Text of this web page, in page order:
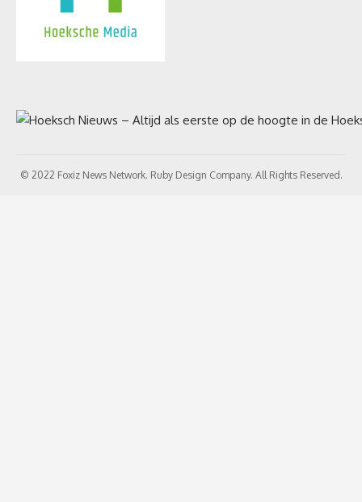
© 2022 Foxiz News Network. Ruby Design Company. All Rights Reserved.